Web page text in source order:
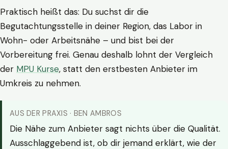
Praktisch heißt das: Du suchst dir die
Begutachtungsstelle in deiner Region, das Labor in
Wohn- oder Arbeitsnähe – und bist bei der
Vorbereitung frei. Genau deshalb lohnt der Vergleich
der MPU Kurse, statt den erstbesten Anbieter im
Umkreis zu nehmen.
AUS DER PRAXIS · BEN AMBROS
Die Nähe zum Anbieter sagt nichts über die Qualität.
Ausschlaggebend ist, ob dir jemand erklärt, wie der